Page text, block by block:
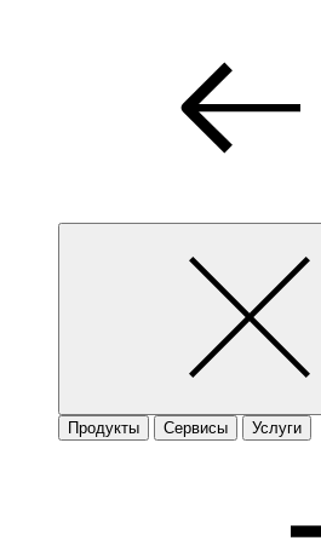
Продукты Сервисы Услуги